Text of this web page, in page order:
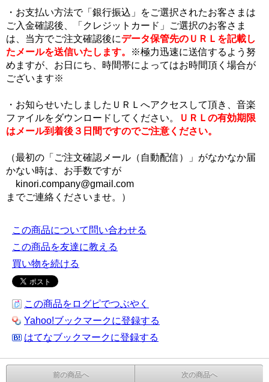
・お支払い方法で「銀行振込」をご選択されたお客さまは
ご入金確認後、「クレジットカード」ご選択のお客さま
は、当方でご注文確認後にデータ保管先のＵＲＬを記載し
たメールを送信いたします。
※極力迅速に送信するよう努
めますが、お日にち、時間帯によってはお時間頂く場合が
ございます※
・お知らせいたしましたＵＲＬへアクセスして頂き、音楽
ファイルをダウンロードしてください。
ＵＲＬの有効期限
はメール到着後３日間ですのでご注意ください。
（最初の「ご注文確認メール（自動配信）」がなかなか届
かない時は、お手数ですが
kinori.company@gmail.com
までご連絡くださいませ。）
この商品について問い合わせる
この商品を友達に教える
買い物を続ける
この商品をログピでつぶやく
Yahoo!ブックマークに登録する
はてなブックマークに登録する
前の商品へ 次の商品へ